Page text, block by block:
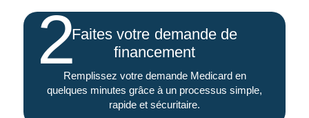
2Faites votre demande de
financement
Remplissez votre demande Medicard en
quelques minutes grâce à un processus simple,
rapide et sécuritaire.